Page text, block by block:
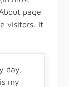
page
visitors. It
day,
my